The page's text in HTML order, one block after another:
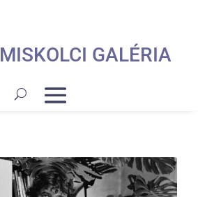
MISKOLCI GALÉRIA